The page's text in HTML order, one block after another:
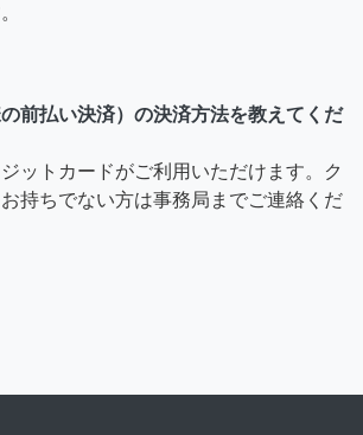
前払い決済）の決済方法を教えてくだ
ットカードがご利用いただけます。ク
持ちでない方は事務局までご連絡くだ